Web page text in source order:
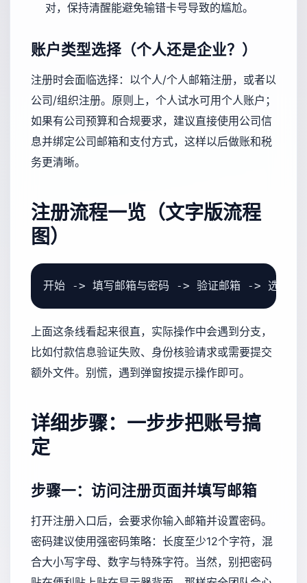
对，保持清醒能避免输错卡号导致的尴尬。
账户类型选择（个人还是企业？）
注册时会面临选择：以个人/个人邮箱注册，或者以
公司/组织注册。原则上，个人试水可用个人账户；
如果有公司预算和合规要求，建议直接使用公司信
息并绑定公司邮箱和支付方式，这样以后做账和税
务更清晰。
注册流程一览（文字版流程
图）
上面这条线看起来很直，实际操作中会遇到分支，
比如付款信息验证失败、身份核验请求或需要提交
额外文件。别慌，遇到弹窗按提示操作即可。
详细步骤：一步步把账号搞
定
步骤一：访问注册页面并填写邮箱
打开注册入口后，会要求你输入邮箱并设置密码。
密码建议使用强密码策略：长度至少12个字符，混
合大小写字母、数字与特殊字符。当然，别把密码